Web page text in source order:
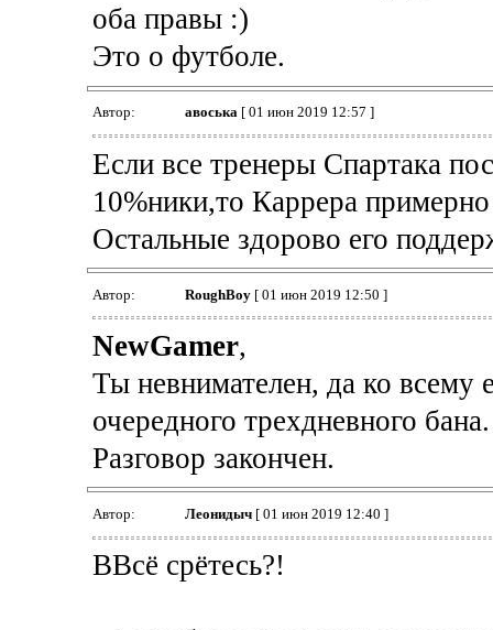
оба правы :)
Это о футболе.
Автор: авоська[ 01 июн 2019 12:57 ]
Если все тренеры Спартака
10%ники,то Каррера
Остальные здорово его
Автор: RoughBoy[ 01 июн 2019 12:50 ]
NewGamer,
Ты невнимателен, да ко всему
очередного трехдневного бана.
Разговор закончен.
Автор: Леонидыч[ 01 июн 2019 12:40 ]
ВВсё срётесь?!